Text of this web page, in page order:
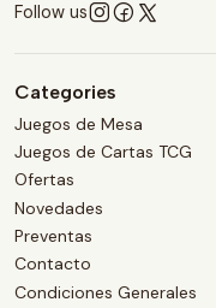
Follow us
Categories
Juegos de Mesa
Juegos de Cartas TCG
Ofertas
Novedades
Preventas
Contacto
Condiciones Generales